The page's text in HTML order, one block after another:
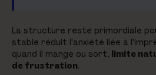
La structure reste primordiale
stable réduit l'anxiété liée à
quand il mange ou sort, limite
de frustration.